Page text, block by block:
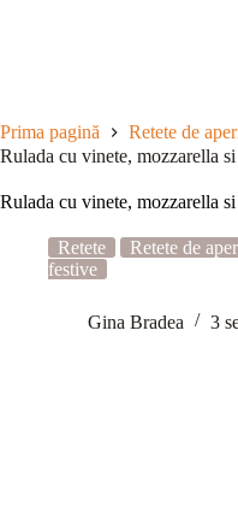
Prima pagină
Retete de
Rulada cu vinete, mozzarella
Rulada cu vinete, mozzarella
Retete Retete de
festive
Gina Bradea 3